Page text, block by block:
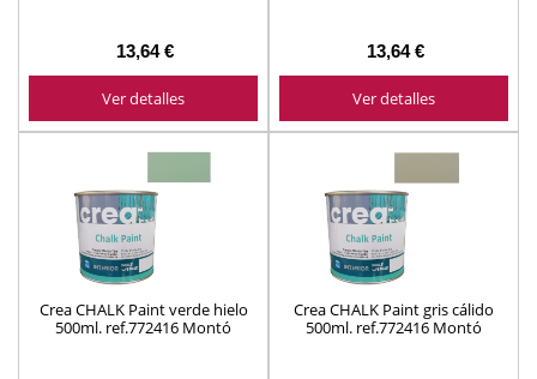
13,64 €
Ver detalles
13,64 €
Ver detalles
Crea CHALK Paint verde hielo
500ml. ref.772416 Montó
Crea CHALK Paint gris cálido
500ml. ref.772416 Montó